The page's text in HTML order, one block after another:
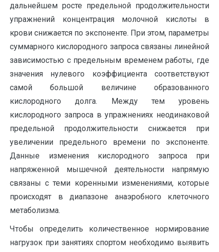
дальнейшем росте предельной продолжительности
упражнений концентрация молочной кислоты в
крови снижается по экспоненте. При этом, параметры
суммарного кислородного запроса связаны линейной
зависимостью с предельным временем работы, где
значения нулевого коэффициента соответствуют
самой большой величине образованного
кислородного долга. Между тем уровень
кислородного запроса в упражнениях неодинаковой
предельной продолжительности снижается при
увеличении предельного времени по экспоненте.
Данные изменения кислородного запроса при
напряженной мышечной деятельности напрямую
связаны с теми коренными изменениями, которые
происходят в диапазоне анаэробного клеточного
метаболизма.
Чтобы определить количественное нормирование
нагрузок при занятиях спортом необходимо выявить